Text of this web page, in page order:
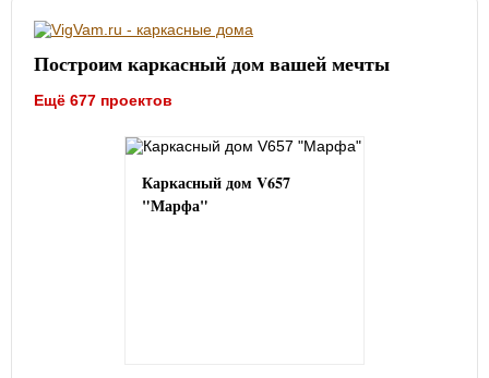
Построим каркасный дом вашей мечты
Ещё 677 проектов
Каркасный дом V657
"Марфа"